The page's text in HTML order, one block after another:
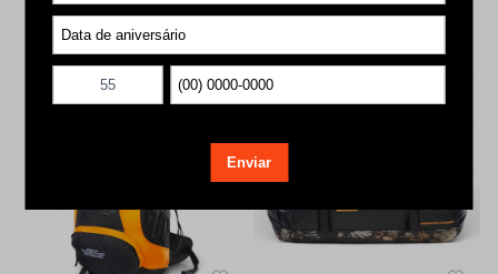
Comprar agora